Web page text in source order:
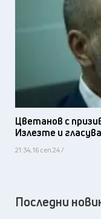
Цветанов с
Излезте и
21:34, 16 сеп 24 /
Последни